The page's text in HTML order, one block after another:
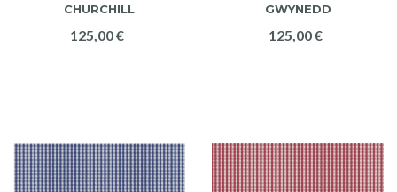
CHURCHILL
125,00 €
GWYNEDD
125,00 €